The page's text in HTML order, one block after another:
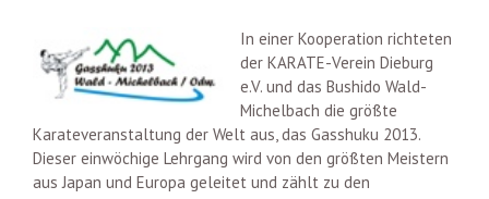
In einer Kooperation richteten
der KARATE-Verein Dieburg
e.V. und das Bushido Wald-
Michelbach die größte
Karateveranstaltung der Welt aus, das Gasshuku 2013.
Dieser einwöchige Lehrgang wird von den größten Meistern
aus Japan und Europa geleitet und zählt zu den